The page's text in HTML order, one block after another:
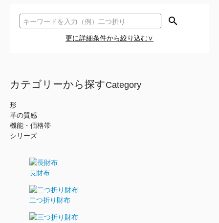
search
更に詳細条件から絞り込む∨
カテゴリーから探すCategory
形
革の質感
機能・価格帯
シリーズ
長財布
二つ折り財布